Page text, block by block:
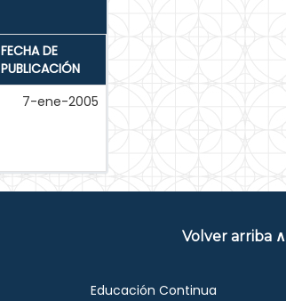
FECHA DE
PUBLICACIÓN
7-ene-2005
Volver arriba ∧
Educación Continua